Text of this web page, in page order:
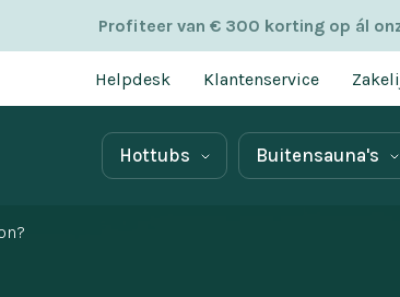
Profiteer van € 300 korting op ál
Helpdesk Klantenservice
Hottubs Buitensauna's